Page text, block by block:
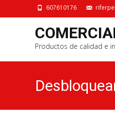
607610176
Productos de calidad e